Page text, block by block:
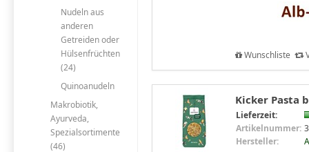
Nudeln aus
anderen
Getreiden oder
Hülsenfrüchten
(24)
Quinoanudeln
Makrobiotik,
Ayurveda,
Spezialsortimente
(46)
Wunschliste
Kicker Pasta
Lieferzeit:
Artikelnummer:
Hersteller: